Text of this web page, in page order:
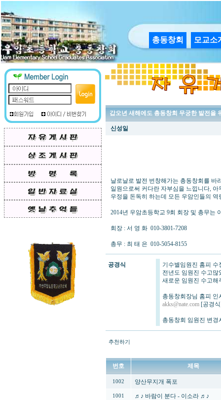
총동창회 모교소
갑오년 새해에도 총동창회 무궁한 발전을
신성일
날로날로 발전 번창해가는 총동창회를 바
일원으로써 커다란 자부심을 느낍니다, 아
우정을 돈독히 하는데 모든 우암인들의 역
2014년 우암초등학교 9회 회장 및 총무는
회장 : 서 영 화 010-3801-7208
총무 : 최 태 은 010-5054-8155
공경식
기수별임원진 홈피 수
전년도 임원진 수고많
새로운 임원진 수고해
총동창회장님 홈피
akks@nate.com[공경
총동창회 임원진 변경
추천하기
번호 제목
1002 양산무지개 폭포
1001 ♬♪ 바람이 분다 - 이소라 ♬♪